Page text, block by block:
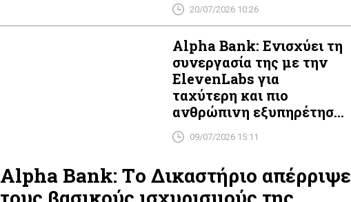
20/07/2026 10:26
Alpha Bank: Ενισχύει τη
συνεργασία της με την
ElevenLabs για
ταχύτερη και πιο
ανθρώπινη εξυπηρέτηση
στα ψηφιακά κανάλια
09/07/2026 15:11
Alpha Bank: Tο Δικαστήριο απέρριψε